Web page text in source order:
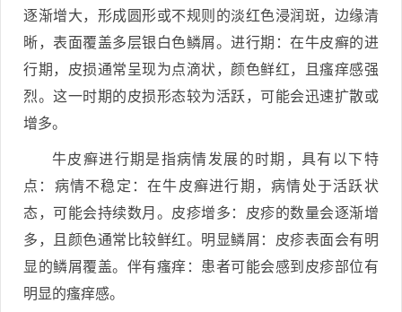
逐渐增大，形成圆形或不规则的淡红色浸润斑，边缘清
晰，表面覆盖多层银白色鳞屑。进行期：在牛皮癣的进
行期，皮损通常呈现为点滴状，颜色鲜红，且瘙痒感强
烈。这一时期的皮损形态较为活跃，可能会迅速扩散或
增多。
牛皮癣进行期是指病情发展的时期，具有以下特
点：病情不稳定：在牛皮癣进行期，病情处于活跃状
态，可能会持续数月。皮疹增多：皮疹的数量会逐渐增
多，且颜色通常比较鲜红。明显鳞屑：皮疹表面会有明
显的鳞屑覆盖。伴有瘙痒：患者可能会感到皮疹部位有
明显的瘙痒感。